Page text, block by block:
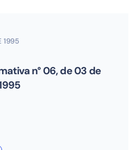
1995
n° 06, de 03 de